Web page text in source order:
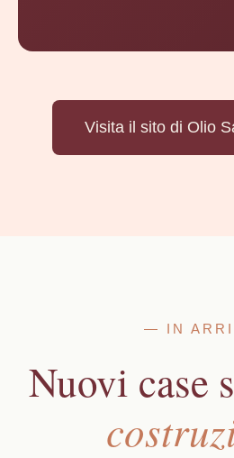
Visita il sito di Olio
— IN
Nuovi case